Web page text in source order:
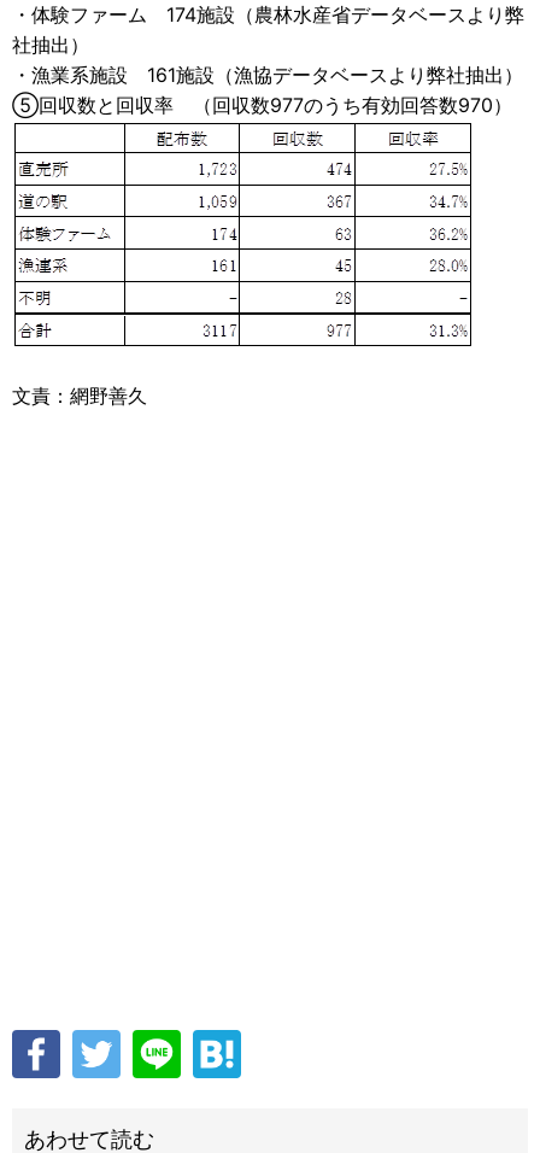
・体験ファーム 174施設（農林水産省データベースより弊
社抽出）
・漁業系施設 161施設（漁協データベースより弊社抽出）
⑤回収数と回収率 （回収数977のうち有効回答数970）
文責：網野善久
あわせて読む